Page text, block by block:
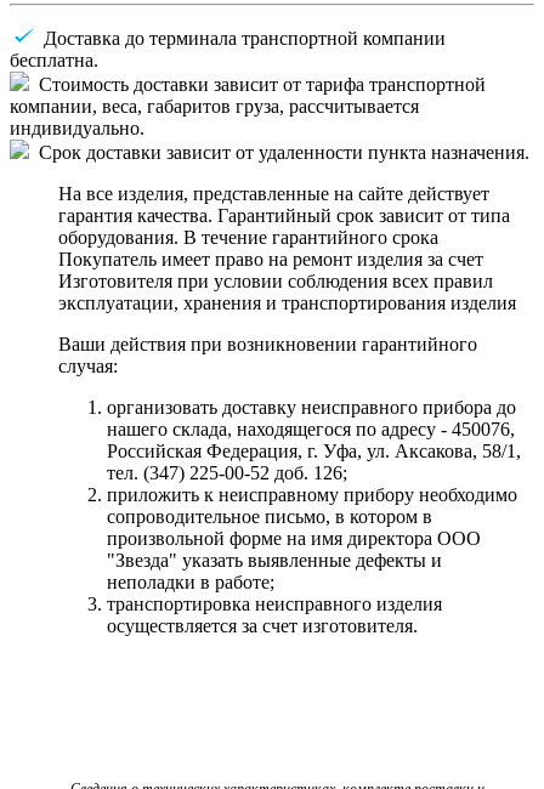
Доставка до терминала транспортной компании
бесплатна.
Стоимость доставки зависит от тарифа транспортной
компании, веса, габаритов груза, рассчитывается
индивидуально.
Срок доставки зависит от удаленности пункта назначения.
На все изделия, представленные на сайте действует
гарантия качества. Гарантийный срок зависит от типа
оборудования. В течение гарантийного срока
Покупатель имеет право на ремонт изделия за счет
Изготовителя при условии соблюдения всех правил
эксплуатации, хранения и транспортирования изделия
Ваши действия при возникновении гарантийного
случая:
организовать доставку неисправного прибора до
нашего склада, находящегося по адресу - 450076,
Российская Федерация, г. Уфа, ул. Аксакова, 58/1,
тел. (347) 225-00-52 доб. 126;
приложить к неисправному прибору необходимо
сопроводительное письмо, в котором в
произвольной форме на имя директора ООО
"Звезда" указать выявленные дефекты и
неполадки в работе;
транспортировка неисправного изделия
осуществляется за счет изготовителя.